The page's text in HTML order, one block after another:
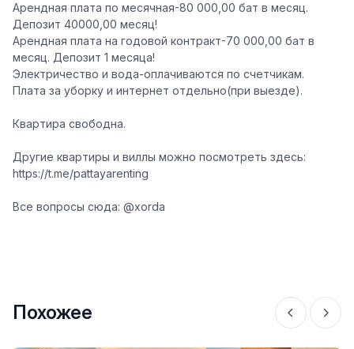
Арендная плата по месячная-80 000,00 бат в месяц.
Депозит 40000,00 месяц!
Арендная плата на годовой контракт-70 000,00 бат в
месяц. Депозит 1 месяца!
Электричество и вода-оплачиваются по счетчикам.
Плата за уборку и интернет отдельно(при выезде).
Квартира свободна.
Другие квартиры и виллы можно посмотреть здесь:
https://t.me/pattayarenting
Все вопросы сюда: @xorda
Похожее